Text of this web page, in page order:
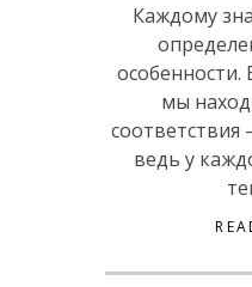
Каждому
особенности.
мы
ведь у